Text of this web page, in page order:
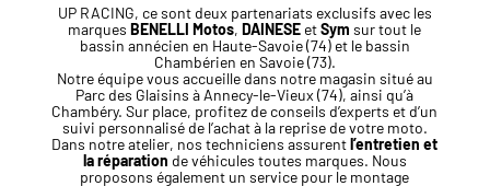
UP RACING, ce sont deux partenariats exclusifs avec les
marquesBENELLI Motos,DAINESE etSym sur tout le
bassin annécien en Haute-Savoie (74) et le bassin
Chambérien en Savoie (73).
Notre équipe vous accueille dans notre magasin situé au
Parc des Glaisins à Annecy-le-Vieux (74), ainsi qu’à
Chambéry. Sur place, profitez de conseils d’experts et d’un
suivi personnalisé de l’achat à la reprise de votre moto.
Dans notre atelier, nos techniciens assurentl’entretien et
la réparation de véhicules toutes marques. Nous
proposons également un service pour le montage